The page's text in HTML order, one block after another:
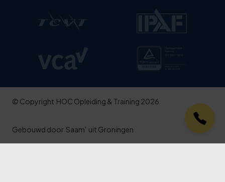
© Copyright HOC Opleiding & Training 2026
Gebouwd door Saam' uit Groningen